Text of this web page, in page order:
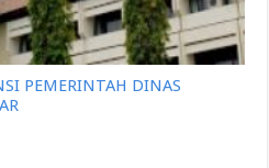
PEMERINTAH DINAS